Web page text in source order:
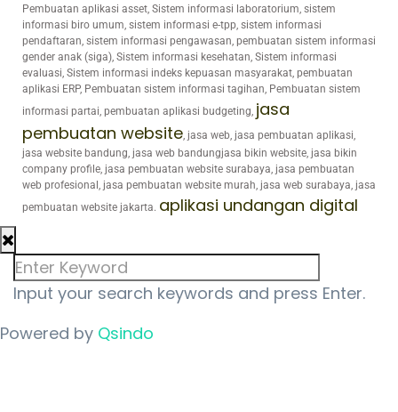
Pembuatan aplikasi asset, Sistem informasi laboratorium, sistem
informasi biro umum, sistem informasi e-tpp, sistem informasi
pendaftaran, sistem informasi pengawasan, pembuatan sistem informasi
gender anak (siga), Sistem informasi kesehatan, Sistem informasi
evaluasi, Sistem informasi indeks kepuasan masyarakat, pembuatan
aplikasi ERP, Pembuatan sistem informasi tagihan, Pembuatan sistem
informasi partai, pembuatan aplikasi budgeting, jasa
pembuatan website, jasa web, jasa pembuatan aplikasi,
jasa website bandung, jasa web bandungjasa bikin website, jasa bikin
company profile, jasa pembuatan website surabaya, jasa pembuatan
web profesional, jasa pembuatan website murah, jasa web surabaya, jasa
pembuatan website jakarta. aplikasi undangan digital
Input your search keywords and press Enter.
Powered by Qsindo